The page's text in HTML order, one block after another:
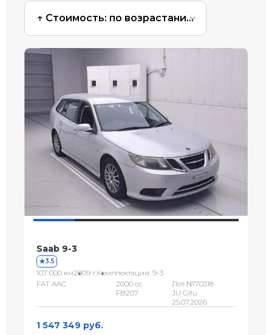
↑ Стоимость: по возрастанию
Saab 9-3
3.5
107 000 км2009 г.Комплектация: 9-3
FAT AAC
2000 сс
FB207
Лот №70318
JU Gifu
25.07.2026
1 547 349 руб.